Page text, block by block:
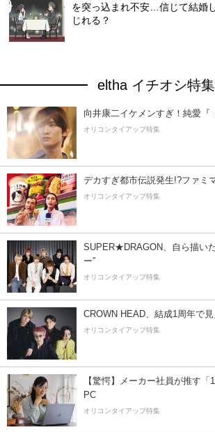
を突っ込まれ不安…信じて結婚
じれる？
eltha イチオシ特集
向井康二イケメンすぎ！純愛『
オリコンタイアップ特集
デカすぎ都市伝説発生!?ファミ
オリコンタイアップ特集
SUPER★DRAGON、自ら描い
ー”
オリコンタイアップ特集
CROWN HEAD、結成1周年で見
オリコンタイアップ特集
【驚愕】メーカー社員が推す
PC
オリコンタイアップ特集